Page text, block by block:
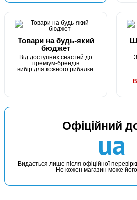
Гачок Fanatik CARP
КУПИТИ
Гачок Fanatik CARP
Товари на будь-який
бюджет
Від доступних снастей до
преміум-брендів
вибір для кожного рибалки.
Офіційний
ua
Видається лише після офіційної
Не кожен магазин може